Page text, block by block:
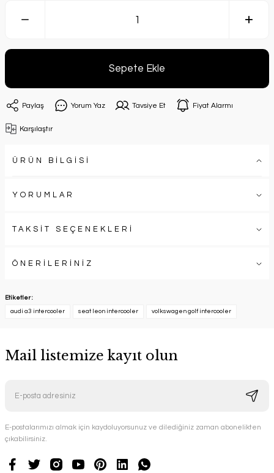
Sepete Ekle
Paylaş Yorum Yaz Tavsiye Et Fiyat Alarmı
Karşılaştır
ÜRÜN BİLGİSİ
YORUMLAR
TAKSİT SEÇENEKLERİ
ÖNERİLERİNİZ
Etiketler :
audi a3 intercooler seat leon intercooler volkswagen golf intercooler
Mail listemize kayıt olun
E-postalarımızı almak için kaydoluyorsunuz ve dilediğiniz zaman abonelikten
çıkabilirsiniz.